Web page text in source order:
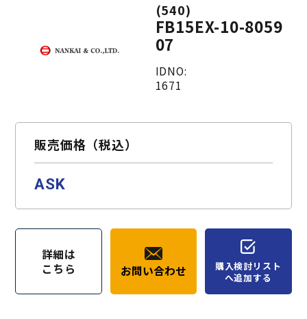
(540)
FB15EX-10-8059
07
IDNO:
1671
販売価格（税込）
ASK
詳細は
こちら
お問い合わせ
購入検討リスト
へ追加する